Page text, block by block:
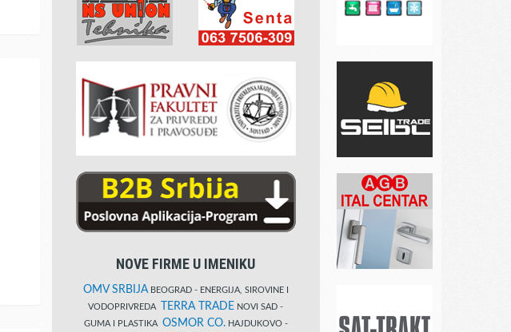
NOVE FIRME U IMENIKU
OMV SRBIJABEOGRAD - ENERGIJA, SIROVINE I
VODOPRIVREDA
TERRA TRADE NOVI SAD -
GUMA I PLASTIKA OSMOR CO.HAJDUKOVO -